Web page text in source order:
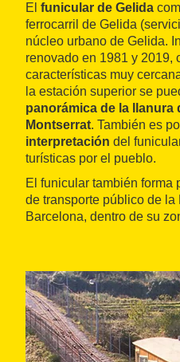
El funicular de Gelida
ferrocarril de Gelida
núcleo urbano de Gelida.
renovado en 1981 y 2019,
características muy
la estación superior se
panorámica de la llanura
Montserrat. También es
interpretación del
turísticas por el pueblo.
El funicular también forma
de transporte público de
Barcelona, dentro de su